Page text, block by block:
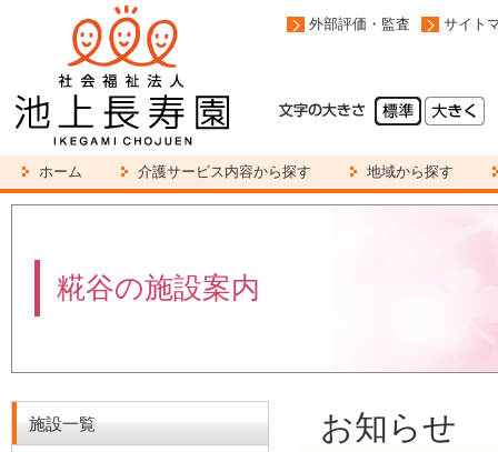
外部評価・監査 サイト
ホーム 介護サービス内容から探す 地域から探す
糀谷の施設案内
お知らせ
施設一覧